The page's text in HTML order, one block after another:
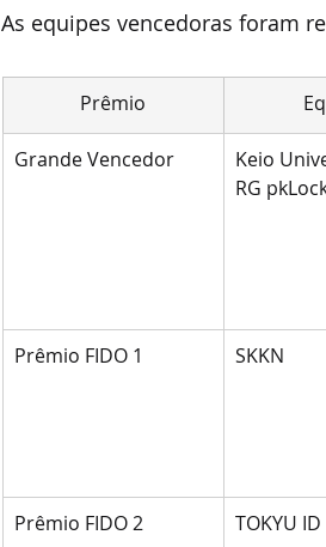
As equipes vencedoras foram
Prêmio
Grande Vencedor
Keio
RG
Prêmio FIDO 1
SKKN
Prêmio FIDO 2
TOKYU ID